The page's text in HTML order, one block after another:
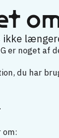
ikke
er noget
du har
om: